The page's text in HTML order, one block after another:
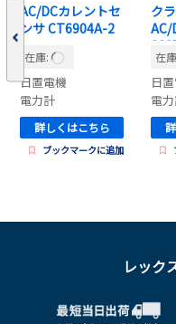
AC/DCカレントセ
ンサ CT6904A-2
在庫:
日置電機
電力計
詳しくはこちら
ブックマークに追加
ク
AC/
在
日
電
レック